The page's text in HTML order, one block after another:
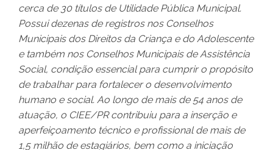
cerca de 30 títulos de Utilidade Pública Municipal.
Possui dezenas de registros nos Conselhos
Municipais dos Direitos da Criança e do Adolescente
e também nos Conselhos Municipais de Assistência
Social, condição essencial para cumprir o propósito
de trabalhar para fortalecer o desenvolvimento
humano e social. Ao longo de mais de 54 anos de
atuação, o CIEE/PR contribuiu para a inserção e
aperfeiçoamento técnico e profissional de mais de
1,5 milhão de estagiários, bem como a iniciação